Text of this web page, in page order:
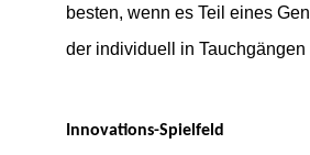
besten, wenn es Teil eines
der individuell in Tauchgängen
Innovations-Spielfeld